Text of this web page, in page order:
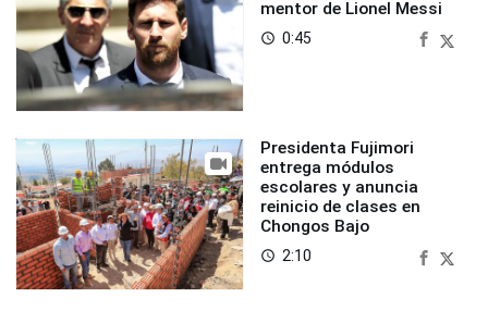
mentor de Lionel Messi
access_time 0:45
Presidenta Fujimori
entrega módulos
escolares y anuncia
reinicio de clases en
Chongos Bajo
access_time 2:10